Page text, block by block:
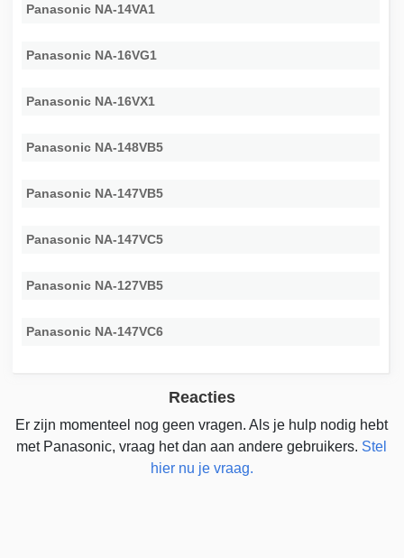
Panasonic NA-14VA1
Panasonic NA-16VG1
Panasonic NA-16VX1
Panasonic NA-148VB5
Panasonic NA-147VB5
Panasonic NA-147VC5
Panasonic NA-127VB5
Panasonic NA-147VC6
Reacties
Er zijn momenteel nog geen vragen. Als je hulp nodig hebt
met Panasonic, vraag het dan aan andere gebruikers. Stel
hier nu je vraag.